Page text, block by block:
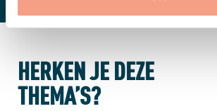
HERKEN JE DEZE
THEMA’S?